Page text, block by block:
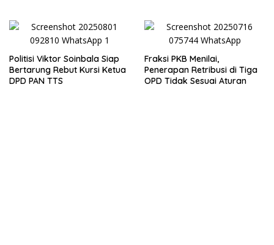
Politisi Viktor Soinbala Siap
Bertarung Rebut Kursi Ketua
DPD PAN TTS
Fraksi PKB Menilai,
Penerapan Retribusi di Tiga
OPD Tidak Sesuai Aturan